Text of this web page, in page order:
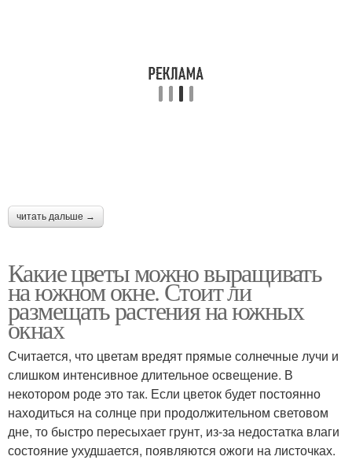
читать дальше →
Какие цветы можно выращивать
на южном окне. Стоит ли
размещать растения на южных
окнах
Считается, что цветам вредят прямые солнечные лучи и
слишком интенсивное длительное освещение. В
некотором роде это так. Если цветок будет постоянно
находиться на солнце при продолжительном световом
дне, то быстро пересыхает грунт, из-за недостатка влаги
состояние ухудшается, появляются ожоги на листочках.